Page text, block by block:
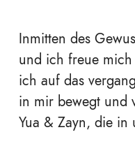
Inmitten des
und ich freue
ich auf das
in mir bewegt und
Yua & Zayn, die in